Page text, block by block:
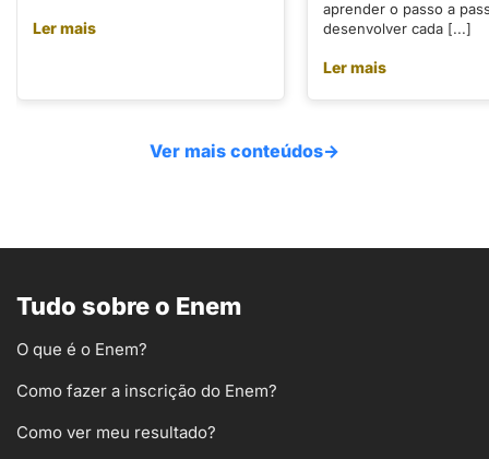
Ler mais
aprender o passo a
desenvolver cada [...]
Ler mais
Ver mais conteúdos→
Tudo sobre o Enem
O que é o Enem?
Como fazer a inscrição do Enem?
Como ver meu resultado?